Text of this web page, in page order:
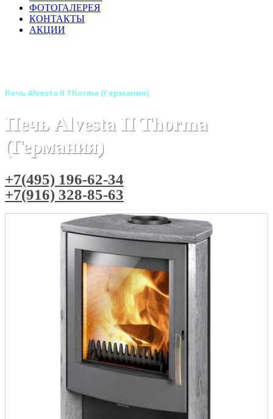
ФОТОГАЛЕРЕЯ
КОНТАКТЫ
АКЦИИ
Печь Alvesta II Thorma (Германия)
Печь Alvesta II Thorma
(Германия)
+7(495) 196-62-34
+7(916) 328-85-63